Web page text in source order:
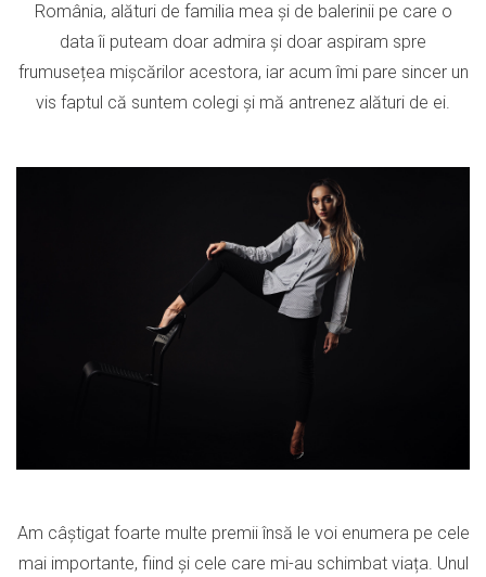
România, alături de familia mea și de balerinii pe care o
data îi puteam doar admira și doar aspiram spre
frumusețea mișcărilor acestora, iar acum îmi pare sincer un
vis faptul că suntem colegi și mă antrenez alături de ei.
Am câștigat foarte multe premii însă le voi enumera pe cele
mai importante, fiind și cele care mi-au schimbat viața. Unul